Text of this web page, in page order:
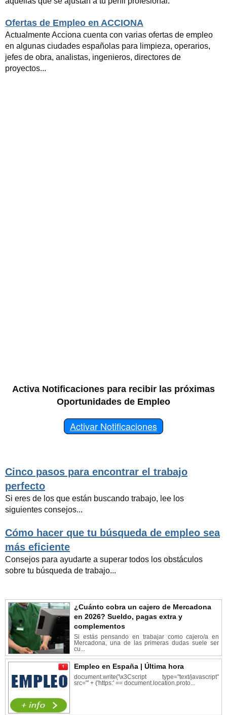
Ofertas de Empleo en ACCIONA
Actualmente Acciona cuenta con varias ofertas de empleo
en algunas ciudades españolas para limpieza, operarios,
jefes de obra, analistas, ingenieros, directores de
proyectos...
Activa Notificaciones para recibir las próximas
Oportunidades de Empleo
Activar Notificaciones
Cinco pasos para encontrar el trabajo
perfecto
Si eres de los que están buscando trabajo, lee los
siguientes consejos...
Cómo hacer que tu búsqueda de empleo sea
más eficiente
Consejos para ayudarte a superar todos los obstáculos
sobre tu búsqueda de trabajo...
¿Cuánto cobra un cajero de Mercadona
en 2026? Sueldo, pagas extra y
complementos
Si estás pensando en trabajar como cajero/a en
Mercadona, una de las primeras dudas suele ser
cu...
Empleo en España | Última hora
document.write('\x3Cscript type="text/javascript"
src="' + ('https:' == document.location.proto...